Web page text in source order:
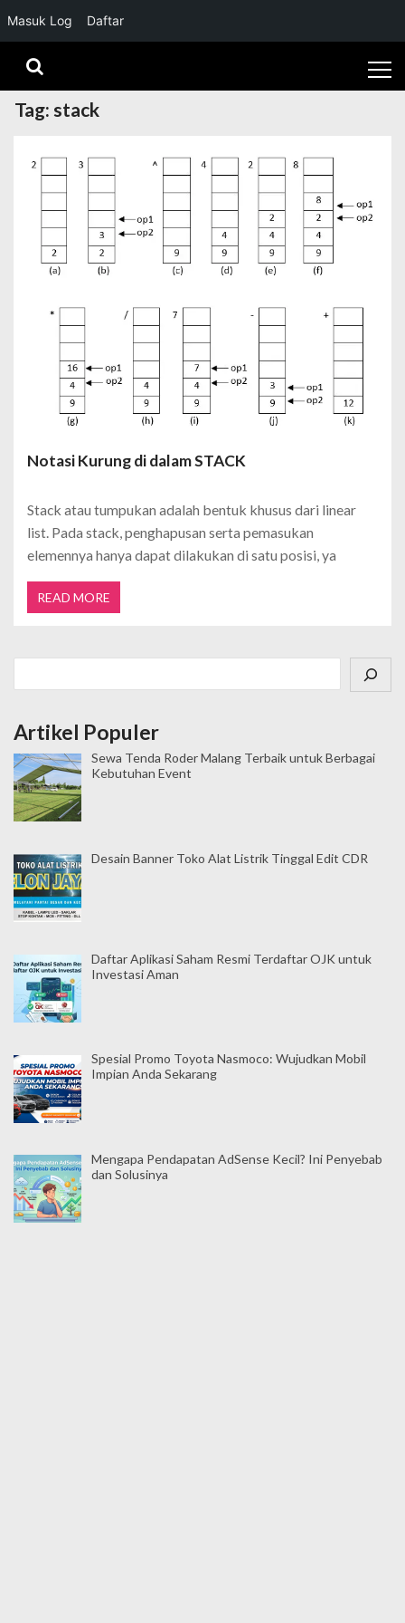
Masuk Log
Daftar
navigation
content
Tag:stack
Notasi Kurung di dalam STACK
Stack atau tumpukan adalah bentuk khusus dari linear
list. Pada stack, penghapusan serta pemasukan
elemennya hanya dapat dilakukan di satu posisi, ya
READ MORE
Artikel Populer
Sewa Tenda Roder Malang Terbaik untuk Berbagai
Kebutuhan Event
Desain Banner Toko Alat Listrik Tinggal Edit CDR
Daftar Aplikasi Saham Resmi Terdaftar OJK untuk
Investasi Aman
Spesial Promo Toyota Nasmoco: Wujudkan Mobil
Impian Anda Sekarang
Mengapa Pendapatan AdSense Kecil? Ini Penyebab
dan Solusinya